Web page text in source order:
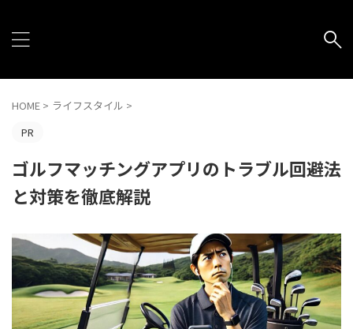
HOME > ライフスタイル >
PR
ゴルフマッチングアプリのトラブル回避法
と対策を徹底解説